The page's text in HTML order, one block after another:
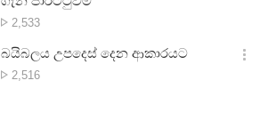
නැරඹූ
2,533
기
බයිබලය උපදෙස් දෙන ආකාරයට
නැරඹූ
2,516
옵